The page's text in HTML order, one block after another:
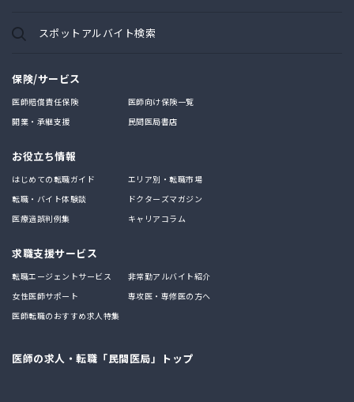
スポットアルバイト検索
保険/サービス
医師賠償責任保険
医師向け保険一覧
開業・承継支援
民間医局書店
お役立ち情報
はじめての転職ガイド
エリア別・転職市場
転職・バイト体験談
ドクターズマガジン
医療過誤判例集
キャリアコラム
求職支援サービス
転職エージェントサービス
非常勤アルバイト紹介
女性医師サポート
専攻医・専修医の方へ
医師転職のおすすめ求人特集
医師の求人・転職「民間医局」トップ